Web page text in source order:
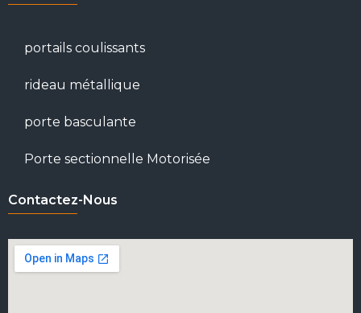
portails coulissants
rideau métallique
porte basculante
Porte sectionnelle Motorisée
Contactez-Nous